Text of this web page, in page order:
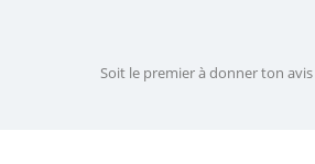
Soit le premier à donner ton avis